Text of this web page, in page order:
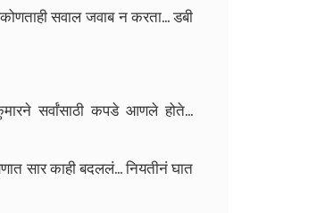
सवाल जवाब न करता... डबी
सर्वांसाठी कपडे आणले होते...
सार काही बदललं... नियतीनं घात